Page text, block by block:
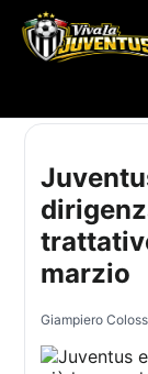
marzio
Giampiero